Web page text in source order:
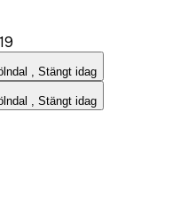
, Stängt idag
, Stängt idag